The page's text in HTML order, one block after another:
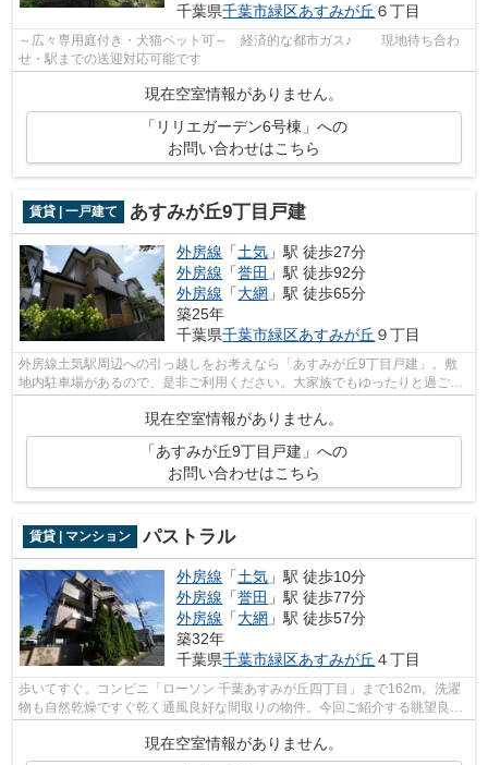
千葉県千葉市緑区あすみが丘 ６丁目
～広々専用庭付き・犬猫ペット可～ 経済的な都市ガス♪ 現地待ち合わ
せ・駅までの送迎対応可能です
現在空室情報がありません。
「リリエガーデン6号棟」への
お問い合わせはこちら
賃貸 | 一戸建て あすみが丘9丁目戸建
外房線 「土気 」駅 徒歩27分
外房線 「誉田 」駅 徒歩92分
外房線 「大網 」駅 徒歩65分
築25年
千葉県千葉市緑区あすみが丘 ９丁目
外房線土気駅周辺への引っ越しをお考えなら「あすみが丘9丁目戸建」。敷
地内駐車場があるので、是非ご利用ください。大家族でもゆったりと過ごせ
現在空室情報がありません。
「あすみが丘9丁目戸建」への
お問い合わせはこちら
賃貸 | マンション パストラル
外房線 「土気 」駅 徒歩10分
外房線 「誉田 」駅 徒歩77分
外房線 「大網 」駅 徒歩57分
築32年
千葉県千葉市緑区あすみが丘 ４丁目
歩いてすぐ。コンビニ「ローソン 千葉あすみが丘四丁目」まで162m。洗濯
物も自然乾燥ですぐ乾く通風良好な間取りの物件。今回ご紹介する眺望良好
現在空室情報がありません。